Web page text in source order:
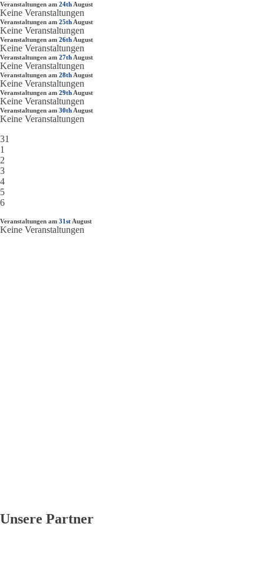
Veranstaltungen am 24th August
Keine Veranstaltungen
Veranstaltungen am 25th August
Keine Veranstaltungen
Veranstaltungen am 26th August
Keine Veranstaltungen
Veranstaltungen am 27th August
Keine Veranstaltungen
Veranstaltungen am 28th August
Keine Veranstaltungen
Veranstaltungen am 29th August
Keine Veranstaltungen
Veranstaltungen am 30th August
Keine Veranstaltungen
31
1
2
3
4
5
6
Veranstaltungen am 31st August
Keine Veranstaltungen
Unsere Partner